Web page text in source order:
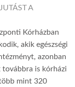
A
Kórházban
akik egészségi
azonban
továbbra is kórházi
mint 320